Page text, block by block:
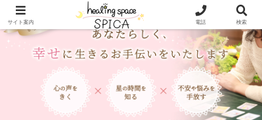
サイト案内 電話 検索